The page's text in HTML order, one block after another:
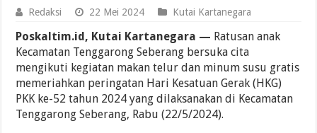
Redaksi 22 Mei 2024 Kutai Kartanegara
Poskaltim.id, Kutai Kartanegara — Ratusan anak
Kecamatan Tenggarong Seberang bersuka cita
mengikuti kegiatan makan telur dan minum susu gratis
memeriahkan peringatan Hari Kesatuan Gerak (HKG)
PKK ke-52 tahun 2024 yang dilaksanakan di Kecamatan
Tenggarong Seberang, Rabu (22/5/2024).